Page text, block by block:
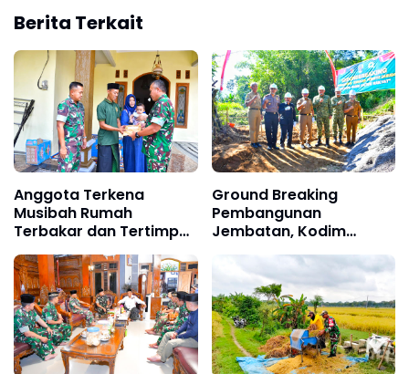
Berita Terkait
Anggota Terkena
Musibah Rumah
Terbakar dan Tertimpa
Pohon, Dandim
Ponorogo Cepat
Tanggap Berikan
Bantuan
Ground Breaking
Pembangunan
Jembatan, Kodim
Ponorogo Siap
Sukseskan Program
Prioritas Pemerintah